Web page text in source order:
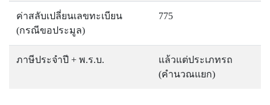
ค่าสลับเปลี่ยนเลขทะเบียน
(กรณีขอประมูล)
775
ภาษีประจำปี + พ.ร.บ.
แล้วแต่ประเภทรถ
(คำนวณแยก)